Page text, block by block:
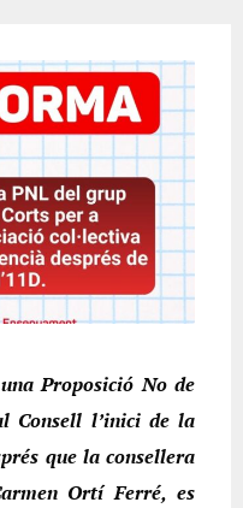
Proposició No de
Consell l’inici de la
que la consellera
Ortí Ferré, es